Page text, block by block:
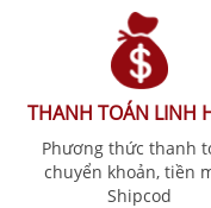
THANH TOÁN LINH
Phương thức thanh
chuyển khoản, tiền
Shipcod